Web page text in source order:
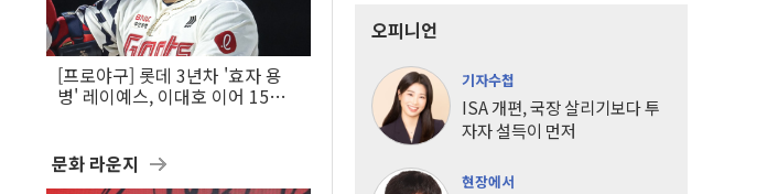
[프로야구] 롯데 3년차 '효자 용
병' 레이예스, 이대호 이어 15년
문화 라운지
오피니언
기자수첩
ISA 개편, 국장 살리기보다 투
자자 설득이 먼저
현장에서